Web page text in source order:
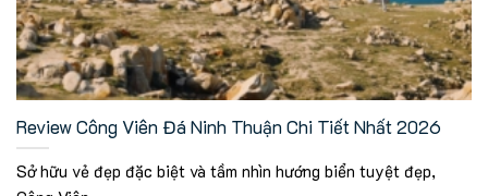
Review Công Viên Đá Ninh Thuận Chi Tiết Nhất 2026
Sở hữu vẻ đẹp đặc biệt và tầm nhìn hướng biển tuyệt đẹp,